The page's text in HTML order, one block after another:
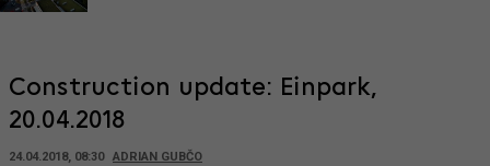
Construction update: Einpark,
20.04.2018
24.04.2018, 08:30 ADRIAN GUBČO